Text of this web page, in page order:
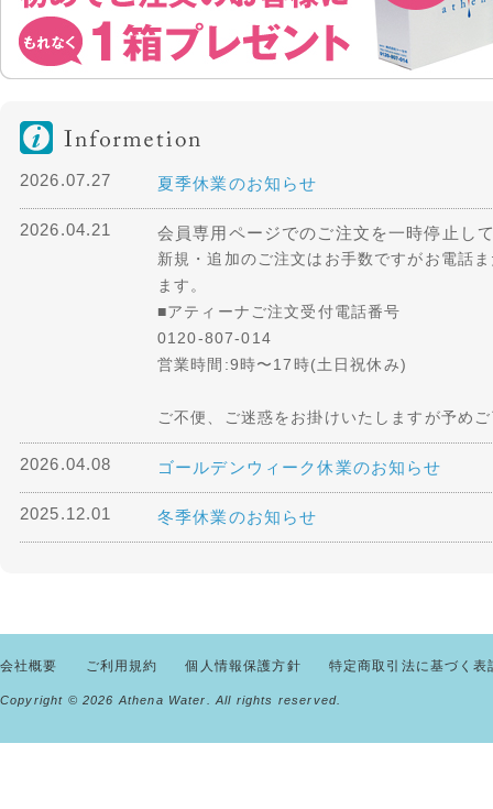
2026.07.27 夏季休業のお知らせ
2026.04.21 会員専用ページでのご注文を一時停止し
新規・追加のご注文はお手数ですがお電話
ます。
■アティーナご注文受付電話番号
0120-807-014
営業時間:9時〜17時(土日祝休み)
ご不便、ご迷惑をお掛けいたしますが予め
2026.04.08 ゴールデンウィーク休業のお知らせ
2025.12.01 冬季休業のお知らせ
会社概要 ご利用規約 個人情報保護方針 特定商取引法に基づく表
Copyright © 2026 Athena Water. All rights reserved.